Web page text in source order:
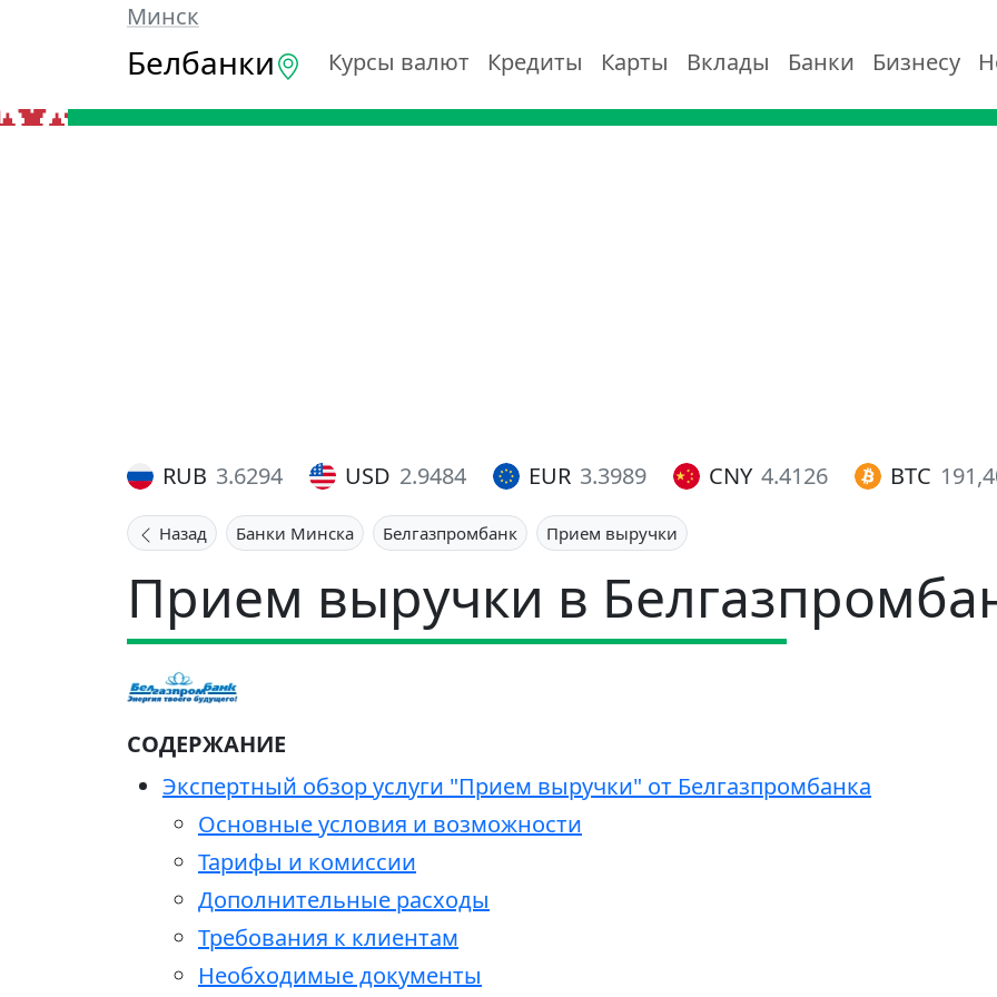
Минск
Белбанки Курсы валют Кредиты Карты Вклады Банки Бизнесу
RUB 3.6294 USD 2.9484 EUR 3.3989 CNY 4.4126 BTC
Назад Банки Минска Белгазпромбанк Прием выручки
Прием выручки в
СОДЕРЖАНИЕ
Экспертный обзор услуги "Прием выручки" от Белгазпромбанка
Основные условия и возможности
Тарифы и комиссии
Дополнительные расходы
Требования к клиентам
Необходимые документы